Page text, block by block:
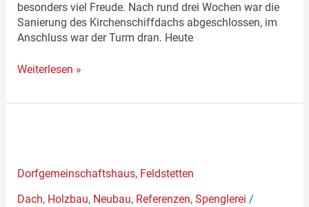
besonders viel Freude. Nach rund drei Wochen war die
Sanierung des Kirchenschiffdachs abgeschlossen, im
Anschluss war der Turm dran. Heute
Weiterlesen »
Dorfgemeinschaftshaus, Feldstetten
Dach, Holzbau, Neubau, Referenzen, Spenglerei /